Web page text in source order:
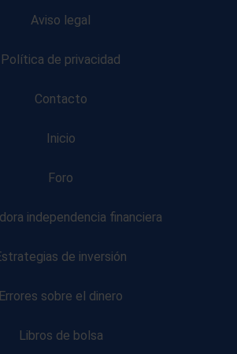
Aviso legal
Política de privacidad
Contacto
Inicio
Foro
independencia financiera
de inversión
Errores sobre el dinero
Libros de bolsa